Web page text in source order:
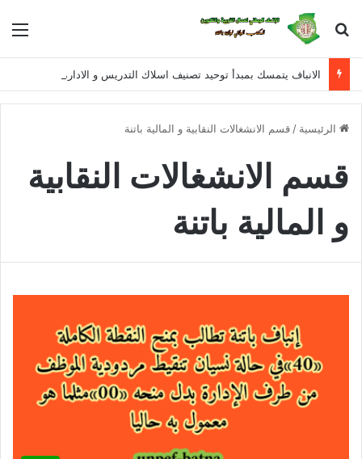
بحث عن
الرئيسية /قسم الانشغالات النقابية و المالية باتنة
قسم الانشغالات النقابية
و المالية باتنة